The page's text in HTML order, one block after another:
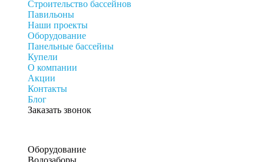
Строительство бассейнов
Павильоны
Наши проекты
Оборудование
Панельные бассейны
Купели
О компании
Акции
Контакты
Блог
Заказать звонок
Оборудование
Водозаборы